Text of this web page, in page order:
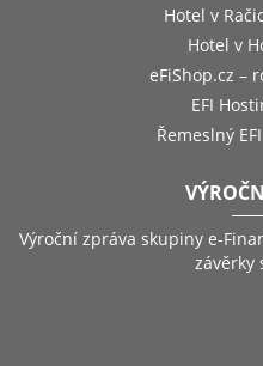
Hotel v
Hotel v
eFiShop.cz –
EFI
Řemeslný
Výroční zpráva skupiny e-
závěrky